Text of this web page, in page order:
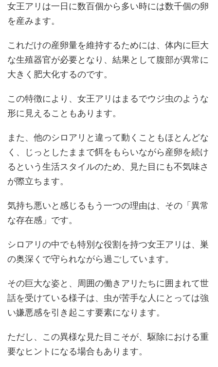
女王アリは一日に数百個から多い時には数千個の卵
を産みます。
これだけの産卵量を維持するためには、体内に巨大
な生殖器官が必要となり、結果として腹部が異常に
大きく肥大化するのです。
この特徴により、女王アリはまるでウジ虫のような
形に見えることもあります。
また、他のシロアリと違って動くこともほとんどな
く、じっとしたままで餌をもらいながら産卵を続け
るという生活スタイルのため、見た目にも不気味さ
が際立ちます。
気持ち悪いと感じるもう一つの理由は、その「異常
な存在感」です。
シロアリの中でも特別な役割を持つ女王アリは、巣
の奥深くで守られながら過ごしています。
その巨大な姿と、周囲の働きアリたちに囲まれて世
話を受けている様子は、虫が苦手な人にとっては強
い嫌悪感を引き起こす要素になります。
ただし、この異様な見た目こそが、駆除における重
要なヒントになる場合もあります。